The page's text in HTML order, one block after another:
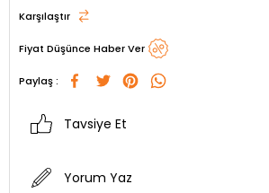
Karşılaştır
Fiyat Düşünce Haber Ver
Paylaş :
Tavsiye Et
Yorum Yaz